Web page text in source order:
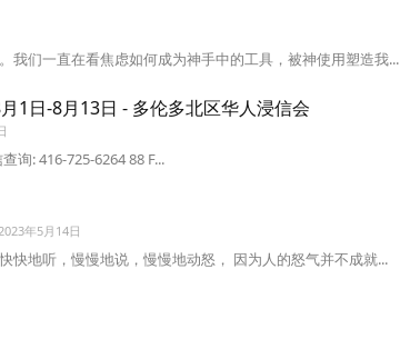
我们一直在看焦虑如何成为神手中的工具，被神使用塑造我...
1日-8月13日 - 多伦多北区华人浸信会
询: 416-725-6264 88 F...
年5月14日
快地听，慢慢地说，慢慢地动怒， 因为人的怒气并不成就...